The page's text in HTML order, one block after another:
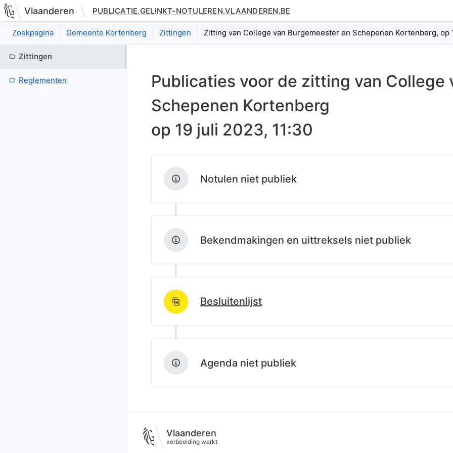
Nieuwe pagina: bestuurseenheid.zittingen.zitting.index
Vlaanderen PUBLICATIE.GELINKT-NOTULEREN.VLAANDEREN.BE
Zoekpagina Gemeente Kortenberg Zittingen Zitting van College van Burgemeester en Schepenen Kortenberg, op
Zittingen
Reglementen Publicaties voor de zitting van College
Schepenen Kortenberg
op 19 juli 2023, 11:30
Notulen niet publiek
Bekendmakingen en uittreksels niet publiek
Besluitenlijst
http://data.lblod.info/id/lblod/besluitenlijsten/b9867e40-26d6-11ee-9161-
Agenda niet publiek
Vlaanderen
verbeelding werkt